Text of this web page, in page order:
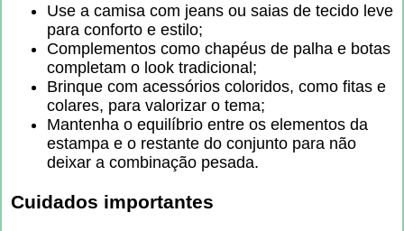
Use a camisa com jeans ou saias de tecido leve
para conforto e estilo;
Complementos como chapéus de palha e botas
completam o look tradicional;
Brinque com acessórios coloridos, como fitas e
colares, para valorizar o tema;
Mantenha o equilíbrio entre os elementos da
estampa e o restante do conjunto para não
deixar a combinação pesada.
Cuidados importantes